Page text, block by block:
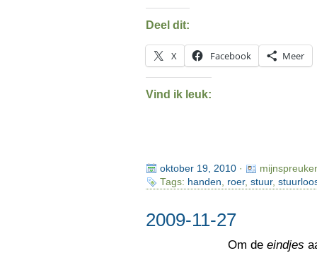
Deel dit:
X Facebook Meer
Vind ik leuk:
oktober 19, 2010·
Tags: handen roer, stuur,
2009-11-27
Om de eindjes